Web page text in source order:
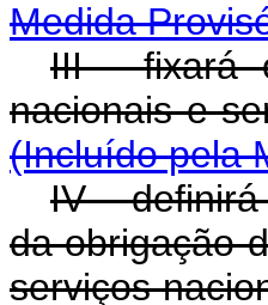
Medida
III - fixará
nacionais
(Incluído pela
IV -
da obrigação